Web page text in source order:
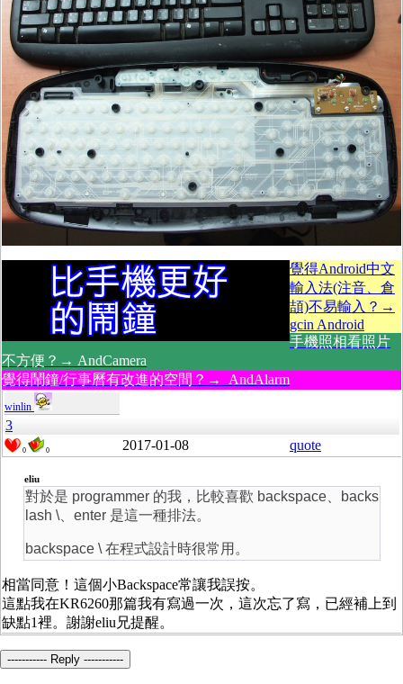
覺得Android中文
輸入法(注音、倉
頡)不易輸入？→
gcin Android
手機照相看照片
不方便？→ AndCamera
覺得鬧鐘/行事曆有改進的空間？→ AndAlarm
winlin
3
0 0 2017-01-08 quote
eliu
對於是 programmer 的我，比較喜歡 backspace、backs
lash \、enter 是這一種排法。
backspace \ 在程式設計時很常用。
相當同意！這個小Backspace常讓我誤按。
這點我在KR6260那篇我有寫過一次，這次忘了寫，已經補上到
缺點1裡。謝謝eliu兄提醒。
----------- Reply -----------